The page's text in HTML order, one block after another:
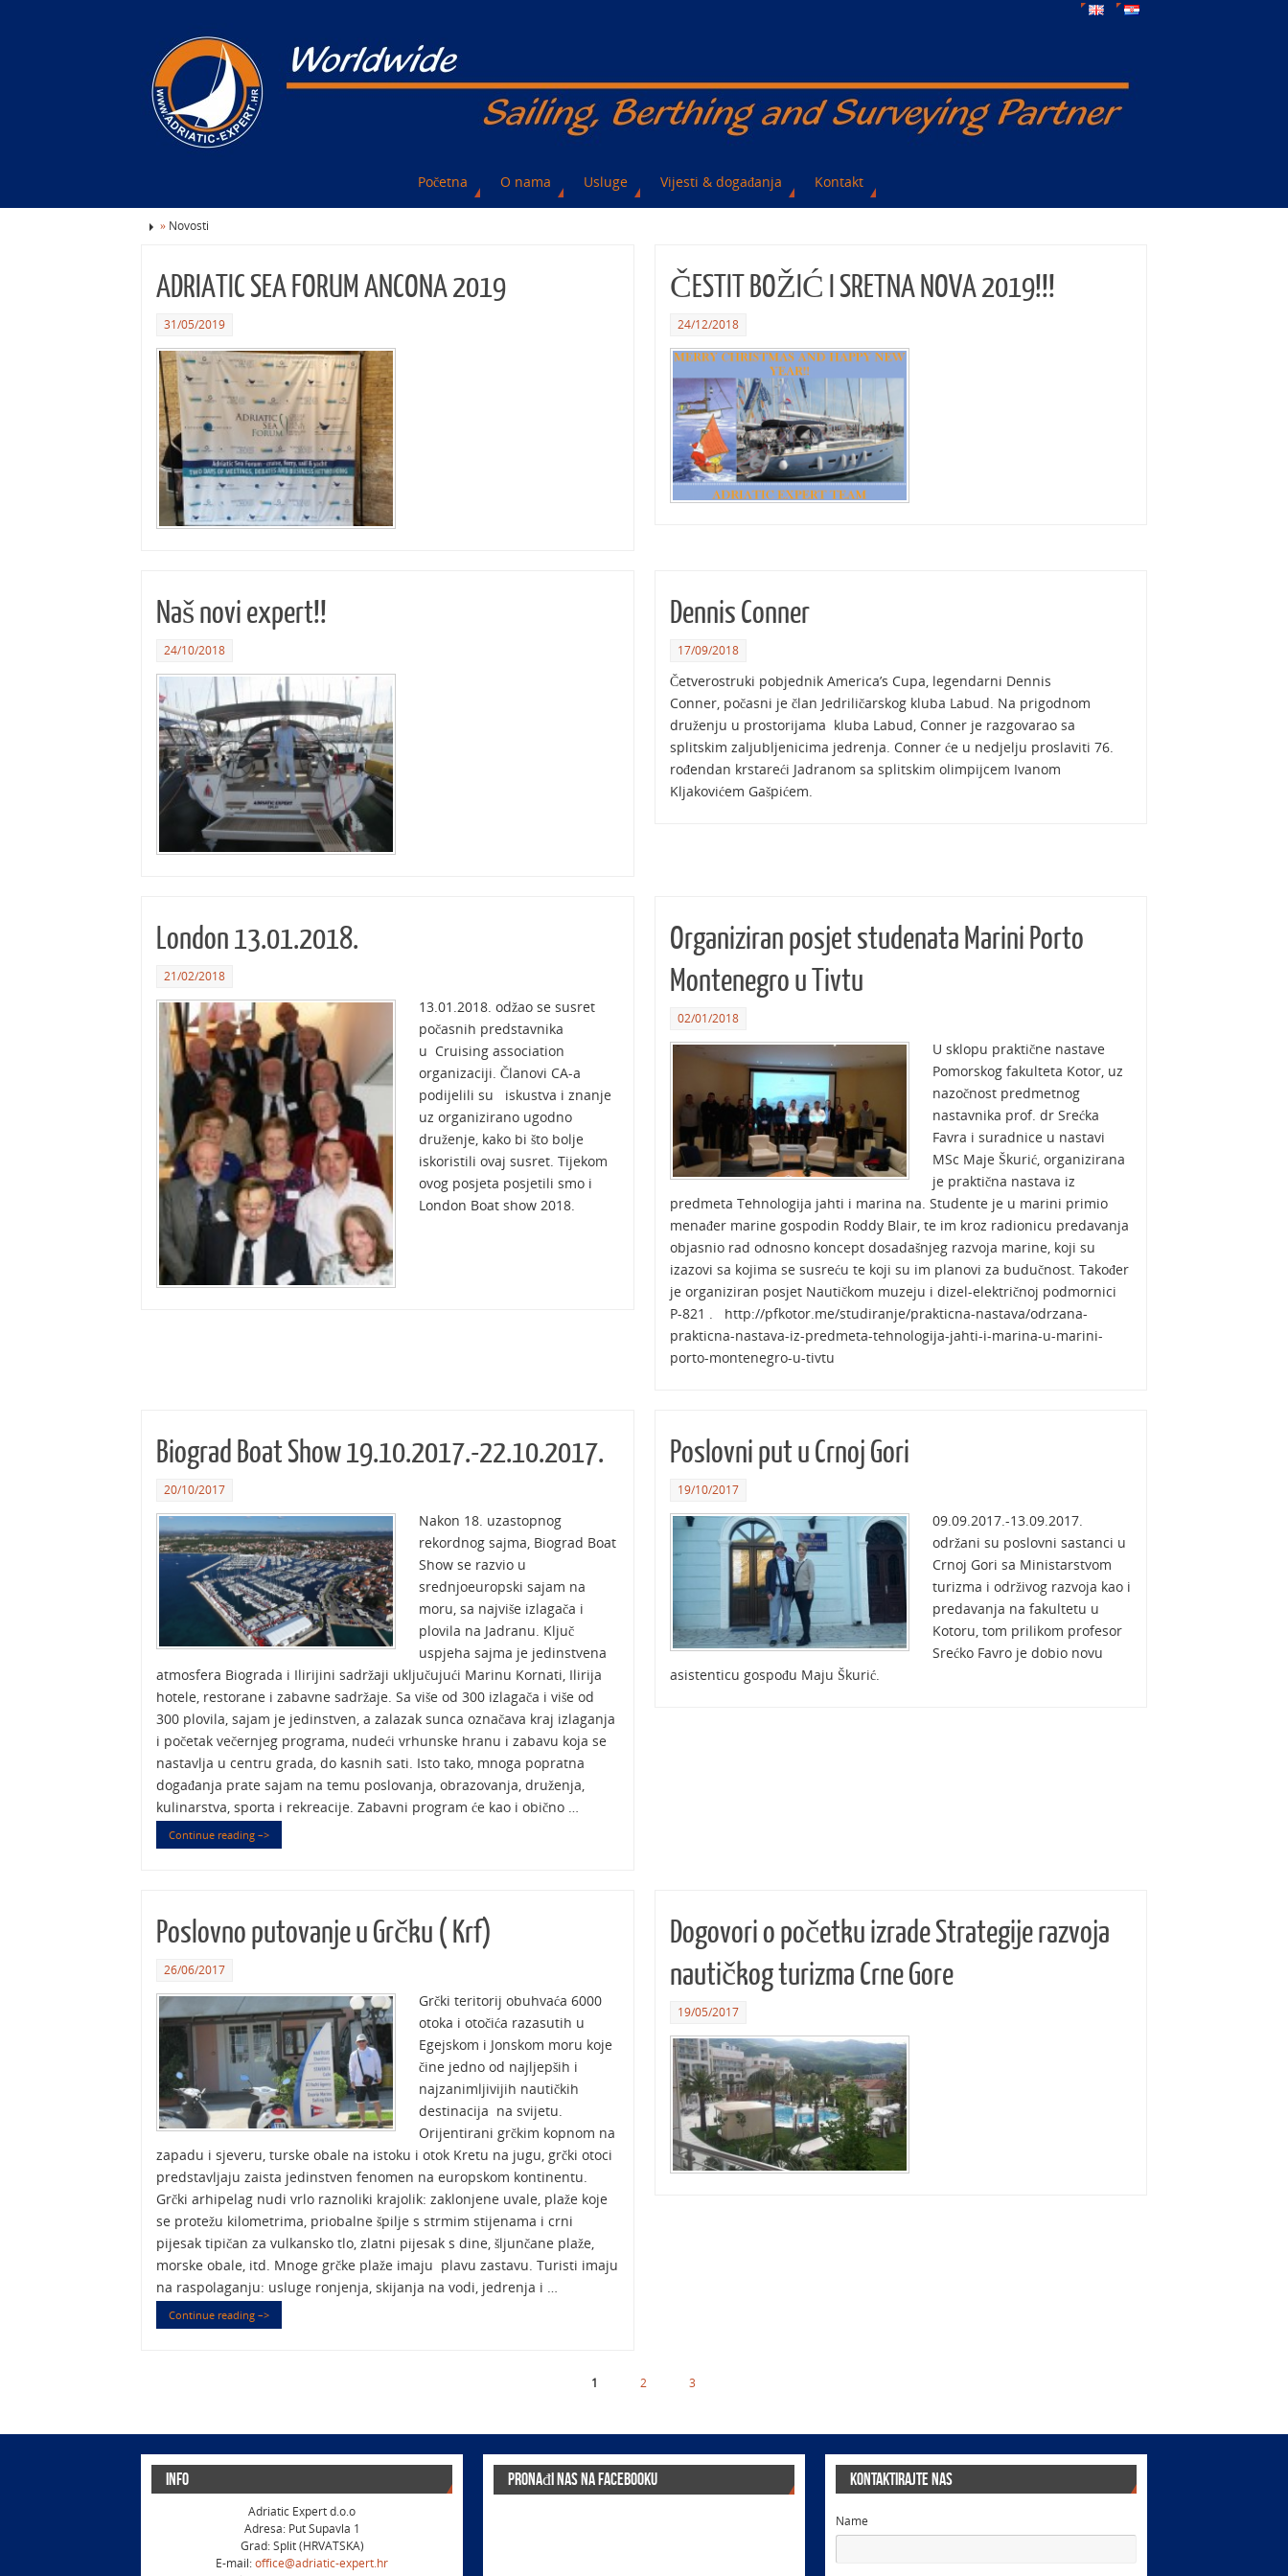
Početna O nama Usluge Vijesti & događanja Kontakt
» Novosti
ADRIATIC SEA FORUM ANCONA 2019
31/05/2019
ČESTIT BOŽIĆ I SRETNA NOVA 2019!!!
24/12/2018
Naš novi expert!!
24/10/2018
Dennis Conner
17/09/2018
Četverostruki pobjednik America’s Cupa, legendarni Dennis
Conner, počasni je član Jedriličarskog kluba Labud. Na prigodnom
druženju u prostorijama kluba Labud, Conner je razgovarao sa
splitskim zaljubljenicima jedrenja. Conner će u nedjelju proslaviti 76.
rođendan krstareći Jadranom sa splitskim olimpijcem Ivanom
Kljakovićem Gašpićem.
London 13.01.2018.
21/02/2018
13.01.2018. odžao se susret
počasnih predstavnika
u Cruising association
organizaciji. Članovi CA-a
podijelili su iskustva i znanje
uz organizirano ugodno
druženje, kako bi što bolje
iskoristili ovaj susret. Tijekom
ovog posjeta posjetili smo i
London Boat show 2018.
Organiziran posjet studenata Marini Porto
Montenegro u Tivtu
02/01/2018
U sklopu praktične nastave
Pomorskog fakulteta Kotor, uz
nazočnost predmetnog
nastavnika prof. dr Srećka
Favra i suradnice u nastavi
MSc Maje Škurić, organizirana
je praktična nastava iz
predmeta Tehnologija jahti i marina na. Studente je u marini primio
menađer marine gospodin Roddy Blair, te im kroz radionicu predavanja
objasnio rad odnosno koncept dosadašnjeg razvoja marine, koji su
izazovi sa kojima se susreću te koji su im planovi za budučnost. Također
je organiziran posjet Nautičkom muzeju i dizel-električnoj podmornici
P-821 . http://pfkotor.me/studiranje/prakticna-nastava/odrzana-
prakticna-nastava-iz-predmeta-tehnologija-jahti-i-marina-u-marini-
porto-montenegro-u-tivtu
Biograd Boat Show 19.10.2017.-22.10.2017.
20/10/2017
Nakon 18. uzastopnog
rekordnog sajma, Biograd Boat
Show se razvio u
srednjoeuropski sajam na
moru, sa najviše izlagača i
plovila na Jadranu. Ključ
uspjeha sajma je jedinstvena
atmosfera Biograda i Ilirijini sadržaji uključujući Marinu Kornati, Ilirija
hotele, restorane i zabavne sadržaje. Sa više od 300 izlagača i više od
300 plovila, sajam je jedinstven, a zalazak sunca označava kraj izlaganja
i početak večernjeg programa, nudeći vrhunske hranu i zabavu koja se
nastavlja u centru grada, do kasnih sati. Isto tako, mnoga popratna
događanja prate sajam na temu poslovanja, obrazovanja, druženja,
kulinarstva, sporta i rekreacije. Zabavni program će kao i obično …
Continue reading –>
Poslovni put u Crnoj Gori
19/10/2017
09.09.2017.-13.09.2017.
održani su poslovni sastanci u
Crnoj Gori sa Ministarstvom
turizma i održivog razvoja kao i
predavanja na fakultetu u
Kotoru, tom prilikom profesor
Srećko Favro je dobio novu
asistenticu gospođu Maju Škurić.
Poslovno putovanje u Grčku ( Krf)
26/06/2017
Grčki teritorij obuhvaća 6000
otoka i otočića razasutih u
Egejskom i Jonskom moru koje
čine jedno od najljepših i
najzanimljivijih nautičkih
destinacija na svijetu.
Orijentirani grčkim kopnom na
zapadu i sjeveru, turske obale na istoku i otok Kretu na jugu, grčki otoci
predstavljaju zaista jedinstven fenomen na europskom kontinentu.
Grčki arhipelag nudi vrlo raznoliki krajolik: zaklonjene uvale, plaže koje
se protežu kilometrima, priobalne špilje s strmim stijenama i crni
pijesak tipičan za vulkansko tlo, zlatni pijesak s dine, šljunčane plaže,
morske obale, itd. Mnoge grčke plaže imaju plavu zastavu. Turisti imaju
na raspolaganju: usluge ronjenja, skijanja na vodi, jedrenja i …
Continue reading –>
Dogovori o početku izrade Strategije razvoja
nautičkog turizma Crne Gore
19/05/2017
1 2 3
Info
Adriatic Expert d.o.o
Adresa: Put Supavla 1
Grad: Split (HRVATSKA)
E-mail:office@adriatic-expert.hr
Pronađi nas na Facebooku Kontaktirajte nas
Name